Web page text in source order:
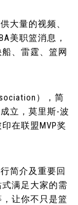
大量的视频、
美职篮消息，
、雷霆、篮网
），简
立，莫里斯-波
在联盟MVP奖
简介及重要回
满足大家的需
让你不只是篮